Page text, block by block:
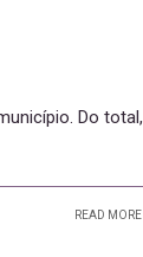
Do total,
READ MORE